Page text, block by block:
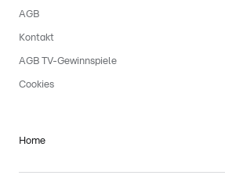
AGB
Kontakt
AGB TV-Gewinnspiele
Cookies
Home